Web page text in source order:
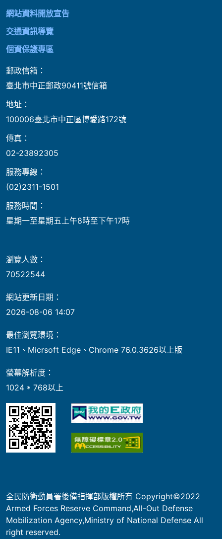
網站資料開放宣告
交通資訊導覽
個資保護專區
郵政信箱：
臺北市中正郵政90411號信箱
地址：
100006臺北市中正區博愛路172號
傳真：
02-23892305
服務專線：
(02)2311-1501
服務時間：
星期一至星期五上午8時至下午17時
瀏覽人數：
70522544
網站更新日期：
2026-08-06 14:07
最佳瀏覽環境：
IE11、Micrsoft Edge、Chrome 76.0.3626以上版
螢幕解析度：
1024 * 768以上
全民防衛動員署後備指揮部版權所有 Copyright©2022
Armed Forces Reserve Command,All-Out Defense
Mobilization Agency,Ministry of National Defense All
right reserved.